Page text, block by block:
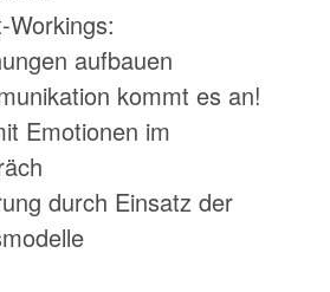
Workings:
aufbauen
kommt es an!
Emotionen im
durch Einsatz der